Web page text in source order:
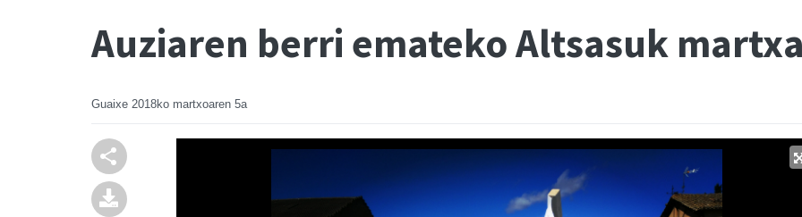
Auziaren berri emateko Altsasuk
Guaixe 2018ko martxoaren 5a